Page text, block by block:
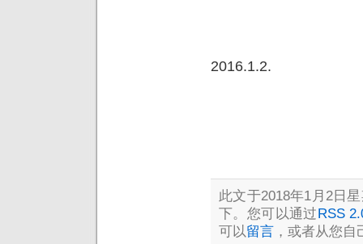
2016.1.2.
此文于2018年1月2日
下。您可以通过RSS
可以留言 ，或者从您自